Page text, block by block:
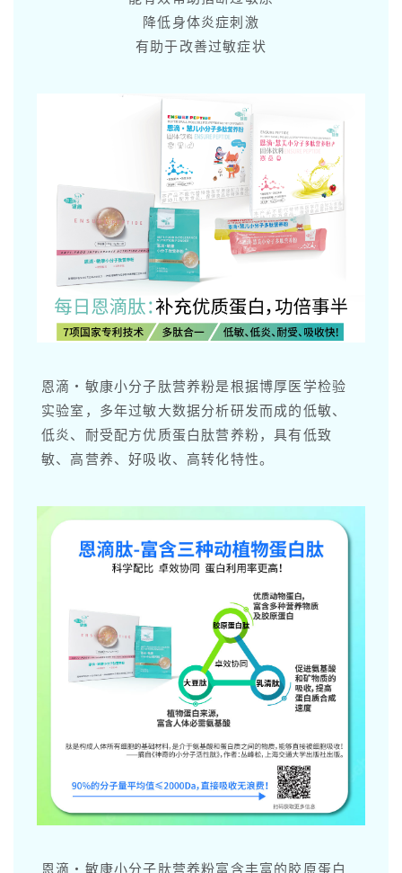
降低身体炎症刺激
有助于改善过敏症状
恩滴·敏康小分子肽营养粉是根据博厚医学检验
实验室，多年过敏大数据分析研发而成的低敏、
低炎、耐受配方优质蛋白肽营养粉，具有低致
敏、高营养、好吸收、高转化特性。